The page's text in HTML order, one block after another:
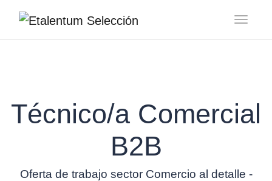
Técnico/a Comercial
B2B
Oferta de trabajo sector Comercio al detalle -